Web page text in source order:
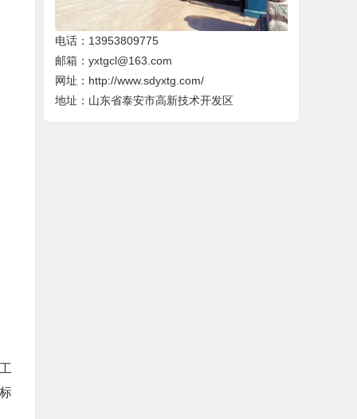
电话：13953809775
邮箱：yxtgcl@163.com
网址：http://www.sdyxtg.com/
地址：山东省泰安市高新技术开发区